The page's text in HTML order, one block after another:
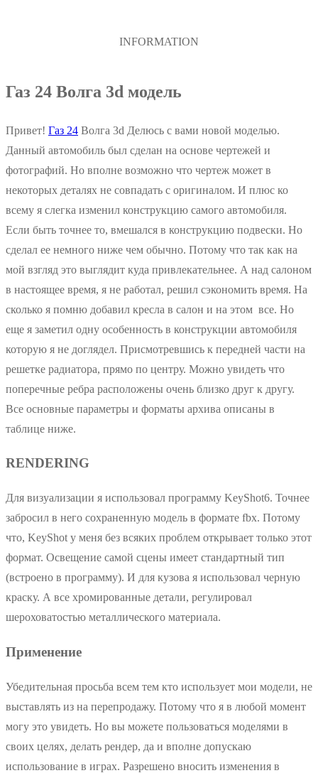
INFORMATION
Газ 24 Волга 3d модель
Привет! Газ 24 Волга 3d Делюсь с вами новой моделью.
Данный автомобиль был сделан на основе чертежей и
фотографий. Но вполне возможно что чертеж может в
некоторых деталях не совпадать с оригиналом. И плюс ко
всему я слегка изменил конструкцию самого автомобиля.
Если быть точнее то, вмешался в конструкцию подвески. Но
сделал ее немного ниже чем обычно. Потому что так как на
мой взгляд это выглядит куда привлекательнее. А над салоном
в настоящее время, я не работал, решил сэкономить время. На
сколько я помню добавил кресла в салон и на этом все. Но
еще я заметил одну особенность в конструкции автомобиля
которую я не доглядел. Присмотревшись к передней части на
решетке радиатора, прямо по центру. Можно увидеть что
поперечные ребра расположены очень близко друг к другу.
Все основные параметры и форматы архива описаны в
таблице ниже.
RENDERING
Для визуализации я использовал программу KeyShot6. Точнее
забросил в него сохраненную модель в формате fbx. Потому
что, KeyShot у меня без всяких проблем открывает только этот
формат. Освещение самой сцены имеет стандартный тип
(встроено в программу). И для кузова я использовал черную
краску. А все хромированные детали, регулировал
шероховатостью металлического материала.
Применение
Убедительная просьба всем тем кто использует мои модели, не
выставлять из на перепродажу. Потому что я в любой момент
могу это увидеть. Но вы можете пользоваться моделями в
своих целях, делать рендер, да и вполне допускаю
использование в играх. Разрешено вносить изменения в